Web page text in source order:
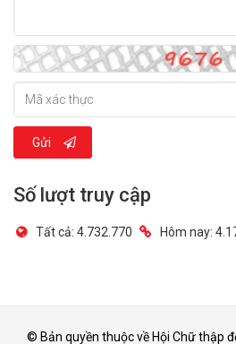
Gửi
Số lượt truy cập
Tất cả: 4.732.770 Hôm nay:
© Bản quyền thuộc về Hội Chữ thập